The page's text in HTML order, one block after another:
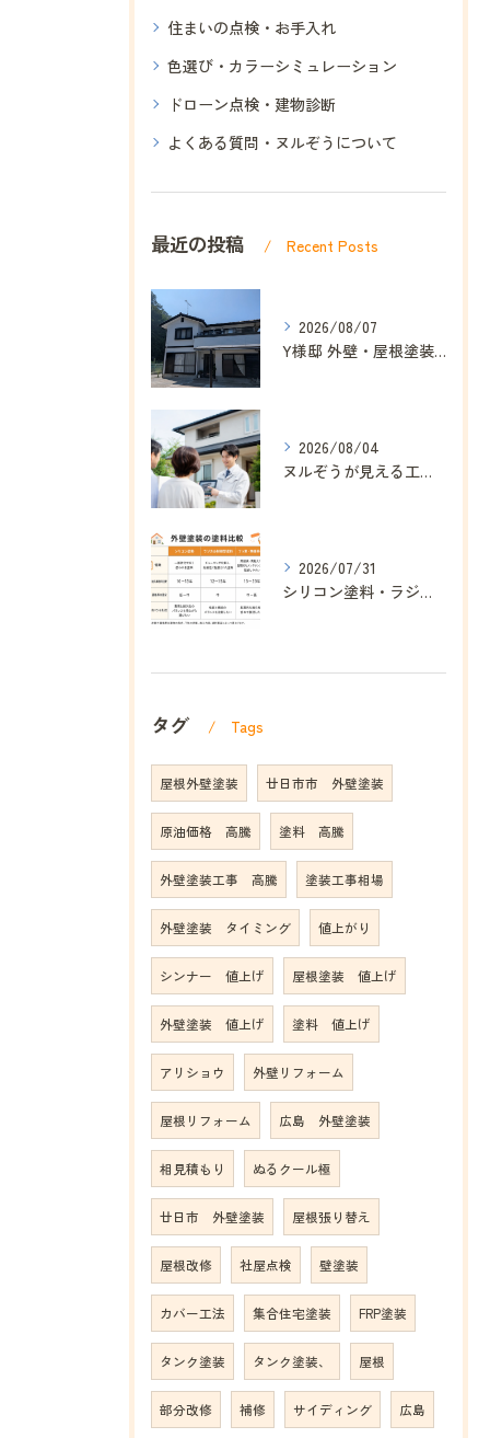
住まいの点検・お手入れ
色選び・カラーシミュレーション
ドローン点検・建物診断
よくある質問・ヌルぞうについて
最近の投稿 Recent Posts
2026/08/07
Y様邸 外壁・屋根塗装工事が完工しました｜ヌルぞう
2026/08/04
ヌルぞうが見える工事にこだわる理由｜ドローン点検・赤外線診断で安心を分かりやすく｜ヌルぞう
2026/07/31
シリコン塗料・ラジカル塗料・フッ素塗料の違いを分かりやすく解説｜ヌルぞう
タグ Tags
屋根外壁塗装 廿日市市 外壁塗装
原油価格 高騰 塗料 高騰
外壁塗装工事 高騰 塗装工事相場
外壁塗装 タイミング 値上がり
シンナー 値上げ 屋根塗装 値上げ
外壁塗装 値上げ 塗料 値上げ
アリショウ 外壁リフォーム
屋根リフォーム 広島 外壁塗装
相見積もり ぬるクール極
廿日市 外壁塗装 屋根張り替え
屋根改修 社屋点検 壁塗装
カバー工法 集合住宅塗装 FRP塗装
タンク塗装 タンク塗装、 屋根
部分改修 補修 サイディング 広島